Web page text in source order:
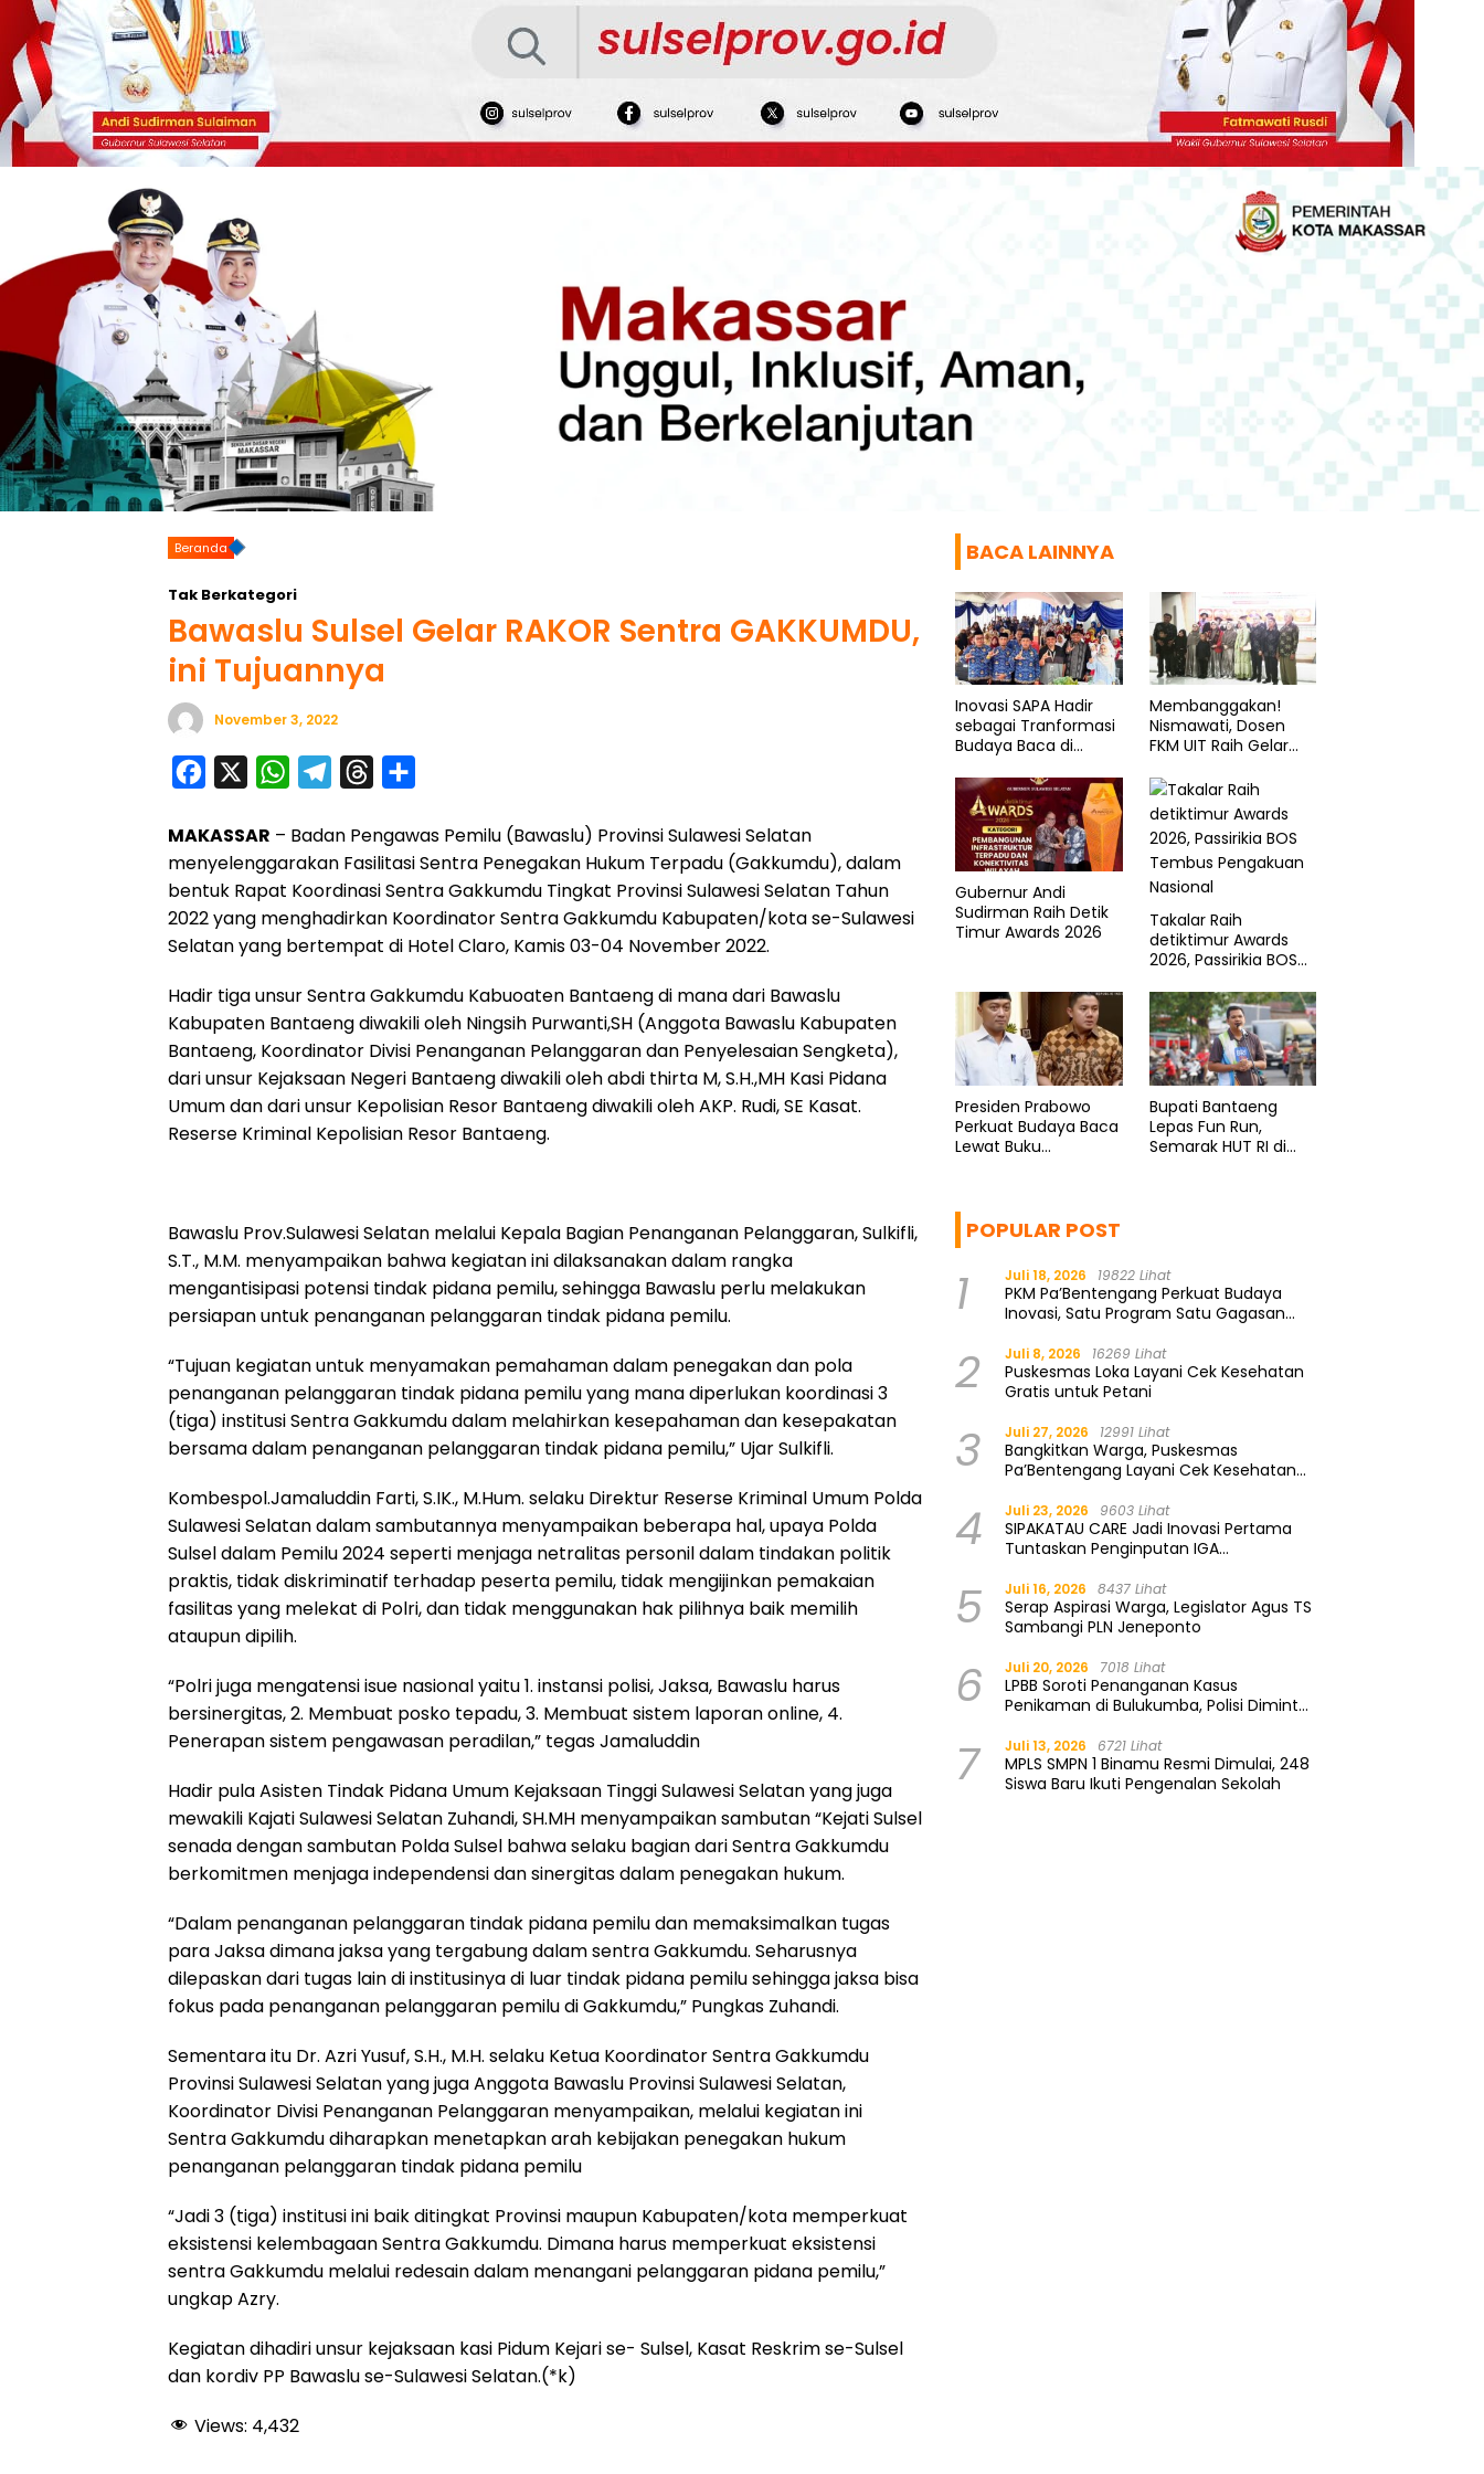
Beranda
Tak Berkategori
Bawaslu Sulsel Gelar RAKOR Sentra GAKKUMDU,
ini Tujuannya
November 3, 2022
c
e
b
o
k
W
a
t
s
A
p
l
e
g
r
m
r
e
a
d
a
r
e
MAKASSAR – Badan Pengawas Pemilu (Bawaslu) Provinsi Sulawesi Selatan
menyelenggarakan Fasilitasi Sentra Penegakan Hukum Terpadu (Gakkumdu), dalam
bentuk Rapat Koordinasi Sentra Gakkumdu Tingkat Provinsi Sulawesi Selatan Tahun
2022 yang menghadirkan Koordinator Sentra Gakkumdu Kabupaten/kota se-Sulawesi
Selatan yang bertempat di Hotel Claro, Kamis 03-04 November 2022.
Hadir tiga unsur Sentra Gakkumdu Kabuoaten Bantaeng di mana dari Bawaslu
Kabupaten Bantaeng diwakili oleh Ningsih Purwanti,SH (Anggota Bawaslu Kabupaten
Bantaeng, Koordinator Divisi Penanganan Pelanggaran dan Penyelesaian Sengketa),
dari unsur Kejaksaan Negeri Bantaeng diwakili oleh abdi thirta M, S.H.,MH Kasi Pidana
Umum dan dari unsur Kepolisian Resor Bantaeng diwakili oleh AKP. Rudi, SE Kasat.
Reserse Kriminal Kepolisian Resor Bantaeng.
Bawaslu Prov.Sulawesi Selatan melalui Kepala Bagian Penanganan Pelanggaran, Sulkifli,
S.T., M.M. menyampaikan bahwa kegiatan ini dilaksanakan dalam rangka
mengantisipasi potensi tindak pidana pemilu, sehingga Bawaslu perlu melakukan
persiapan untuk penanganan pelanggaran tindak pidana pemilu.
“Tujuan kegiatan untuk menyamakan pemahaman dalam penegakan dan pola
penanganan pelanggaran tindak pidana pemilu yang mana diperlukan koordinasi 3
(tiga) institusi Sentra Gakkumdu dalam melahirkan kesepahaman dan kesepakatan
bersama dalam penanganan pelanggaran tindak pidana pemilu,” Ujar Sulkifli.
Kombespol.Jamaluddin Farti, S.IK., M.Hum. selaku Direktur Reserse Kriminal Umum Polda
Sulawesi Selatan dalam sambutannya menyampaikan beberapa hal, upaya Polda
Sulsel dalam Pemilu 2024 seperti menjaga netralitas personil dalam tindakan politik
praktis, tidak diskriminatif terhadap peserta pemilu, tidak mengijinkan pemakaian
fasilitas yang melekat di Polri, dan tidak menggunakan hak pilihnya baik memilih
ataupun dipilih.
“Polri juga mengatensi isue nasional yaitu 1. instansi polisi, Jaksa, Bawaslu harus
bersinergitas, 2. Membuat posko tepadu, 3. Membuat sistem laporan online, 4.
Penerapan sistem pengawasan peradilan,” tegas Jamaluddin
Hadir pula Asisten Tindak Pidana Umum Kejaksaan Tinggi Sulawesi Selatan yang juga
mewakili Kajati Sulawesi Selatan Zuhandi, SH.MH menyampaikan sambutan “Kejati Sulsel
senada dengan sambutan Polda Sulsel bahwa selaku bagian dari Sentra Gakkumdu
berkomitmen menjaga independensi dan sinergitas dalam penegakan hukum.
“Dalam penanganan pelanggaran tindak pidana pemilu dan memaksimalkan tugas
para Jaksa dimana jaksa yang tergabung dalam sentra Gakkumdu. Seharusnya
dilepaskan dari tugas lain di institusinya di luar tindak pidana pemilu sehingga jaksa bisa
fokus pada penanganan pelanggaran pemilu di Gakkumdu,” Pungkas Zuhandi.
Sementara itu Dr. Azri Yusuf, S.H., M.H. selaku Ketua Koordinator Sentra Gakkumdu
Provinsi Sulawesi Selatan yang juga Anggota Bawaslu Provinsi Sulawesi Selatan,
Koordinator Divisi Penanganan Pelanggaran menyampaikan, melalui kegiatan ini
Sentra Gakkumdu diharapkan menetapkan arah kebijakan penegakan hukum
penanganan pelanggaran tindak pidana pemilu
“Jadi 3 (tiga) institusi ini baik ditingkat Provinsi maupun Kabupaten/kota memperkuat
eksistensi kelembagaan Sentra Gakkumdu. Dimana harus memperkuat eksistensi
sentra Gakkumdu melalui redesain dalam menangani pelanggaran pidana pemilu,”
ungkap Azry.
Kegiatan dihadiri unsur kejaksaan kasi Pidum Kejari se- Sulsel, Kasat Reskrim se-Sulsel
dan kordiv PP Bawaslu se-Sulawesi Selatan.(*k)
Views: 4,432
BACA LAINNYA
Inovasi SAPA Hadir
sebagai Tranformasi
Budaya Baca di
Membanggakan!
Nismawati, Dosen
FKM UIT Raih Gelar
Gubernur Andi
Sudirman Raih Detik
Timur Awards 2026
Takalar Raih
detiktimur Awards
2026, Passirikia BOS
Nasional
Presiden Prabowo
Perkuat Budaya Baca
Lewat Buku
Bupati Bantaeng
Lepas Fun Run,
Semarak HUT RI di
POPULAR POST
1 Juli 18, 2026 19822 Lihat
PKM Pa’Bentengang Perkuat Budaya
Inovasi, Satu Program Satu Gagasan
2 Juli 8, 2026 16269 Lihat
Puskesmas Loka Layani Cek Kesehatan
Gratis untuk Petani
3 Juli 27, 2026 12991 Lihat
Bangkitkan Warga, Puskesmas
Pa’Bentengang Layani Cek Kesehatan
4 Juli 23, 2026 9603 Lihat
SIPAKATAU CARE Jadi Inovasi Pertama
Tuntaskan Penginputan IGA
5 Juli 16, 2026 8437 Lihat
Serap Aspirasi Warga, Legislator Agus TS
Sambangi PLN Jeneponto
6 Juli 20, 2026 7018 Lihat
LPBB Soroti Penanganan Kasus
Penikaman di Bulukumba, Polisi Diminta
7 Juli 13, 2026 6721 Lihat
MPLS SMPN 1 Binamu Resmi Dimulai, 248
Siswa Baru Ikuti Pengenalan Sekolah